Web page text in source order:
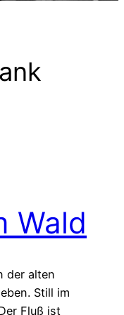
Wald
der alten
Still im
Fluß ist